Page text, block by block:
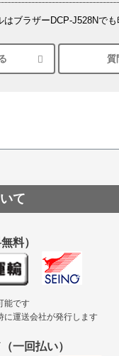
はブラザーDCP-J528Nでも
ーにEPSON EP-30VAで印
で離型紙が透明の商品はあ
ベルのロールタイプはあ
の包装紙に適した紙は
質
て
料）
能です
運送会社が発行します
一回払い）